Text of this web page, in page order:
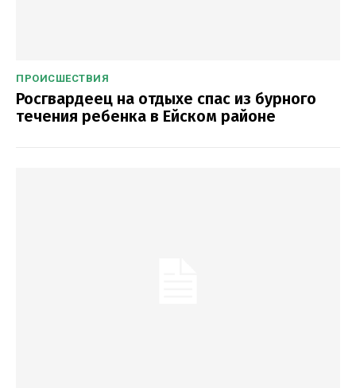
ПРОИСШЕСТВИЯ
Росгвардеец на отдыхе спас из бурного
течения ребенка в Ейском районе